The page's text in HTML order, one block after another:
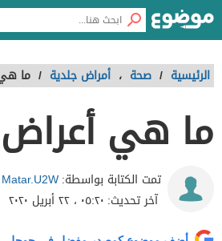
الرئيسية / صحة ، أمراض جلدية / ما
ما هي
تمت الكتابة بواسطة:
آخر تحديث: ٠٥:٢٠ ، ٢٢ أبريل ٢٠٢٠